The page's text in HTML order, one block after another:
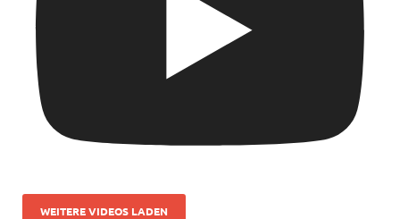
WEITERE VIDEOS LADEN